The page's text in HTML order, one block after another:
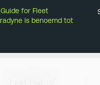
for Fleet
is benoemd tot